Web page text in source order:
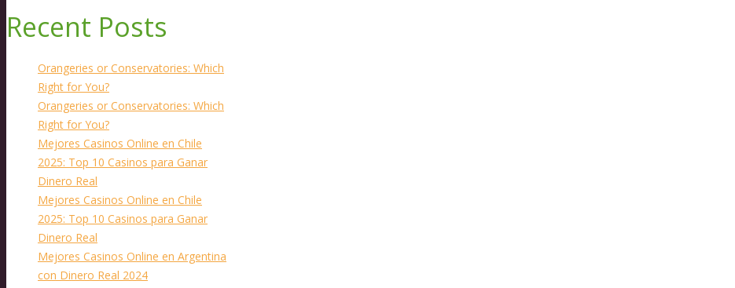
Recent Posts
Orangeries or Conservatories: Which
Right for You?
Orangeries or Conservatories: Which
Right for You?
Mejores Casinos Online en Chile
2025: Top 10 Casinos para Ganar
Dinero Real
Mejores Casinos Online en Chile
2025: Top 10 Casinos para Ganar
Dinero Real
Mejores Casinos Online en Argentina
con Dinero Real 2024